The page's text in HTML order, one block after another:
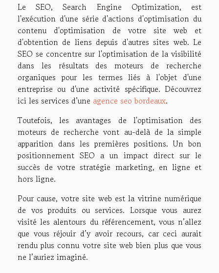
Le SEO, Search Engine Optimization, est
l'exécution d'une série d'actions d'optimisation du
contenu d'optimisation de votre site web et
d'obtention de liens depuis d'autres sites web. Le
SEO se concentre sur l'optimisation de la visibilité
dans les résultats des moteurs de recherche
organiques pour les termes liés à l'objet d'une
entreprise ou d'une activité spécifique. Découvrez
ici les services d’une agence seo bordeaux.
Toutefois, les avantages de l'optimisation des
moteurs de recherche vont au-delà de la simple
apparition dans les premières positions. Un bon
positionnement SEO a un impact direct sur le
succès de votre stratégie marketing, en ligne et
hors ligne.
Pour cause, votre site web est la vitrine numérique
de vos produits ou services. Lorsque vous aurez
visité les alentours du référencement, vous n’allez
que vous réjouir d’y avoir recours, car ceci aurait
rendu plus connu votre site web bien plus que vous
ne l’auriez imaginé.